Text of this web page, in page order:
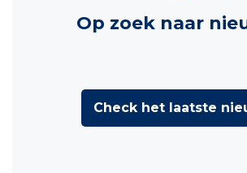
Op zoek naar
Check het laatste